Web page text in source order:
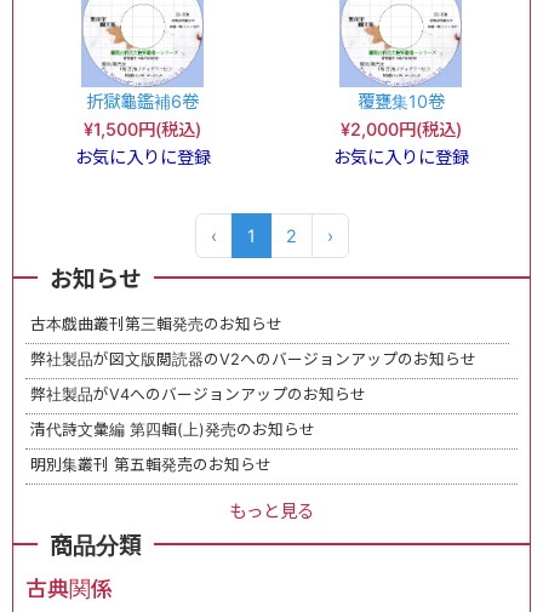
折獄龜鑑補6卷
¥1,500円(税込)
お気に入りに登録
覆甕集10卷
¥2,000円(税込)
お気に入りに登録
‹ 1 2 ›
お知らせ
古本戯曲叢刊第三輯発売のお知らせ
弊社製品が図文版閲読器のV2へのバージョンアップのお知らせ
弊社製品がV4へのバージョンアップのお知らせ
清代詩文彙編 第四輯(上)発売のお知らせ
明別集叢刊 第五輯発売のお知らせ
もっと見る
商品分類
古典関係